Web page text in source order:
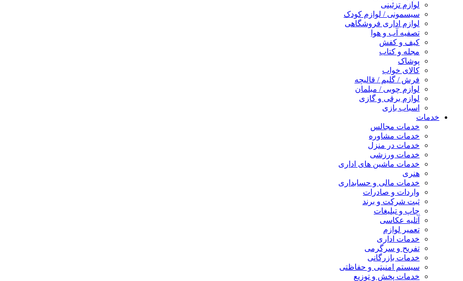
لوازم تزئینی
سیسمونی / لوازم کودک
لوازم اداری فروشگاهی
تصفیه آب و هوا
کیف و کفش
مجله و کتاب
پوشاک
کالای خواب
فرش / گلیم / قالیچه
لوازم چوبی / مبلمان
لوازم برقی و گازی
اسباب بازی
خدمات
خدمات مجالس
خدمات مشاوره
خدمات در منزل
خدمات ورزشی
خدمات ماشین های اداری
هنری
خدمات مالی و حسابداری
واردات و صادرات
ثبت شرکت و برند
چاپ و تبلیغات
آتلیه عکاسی
تعمیر لوازم
خدمات اداری
تفریح و سرگرمی
خدمات بازرگانی
سیستم امنیتی و حفاظتی
خدمات پخش و توزیع